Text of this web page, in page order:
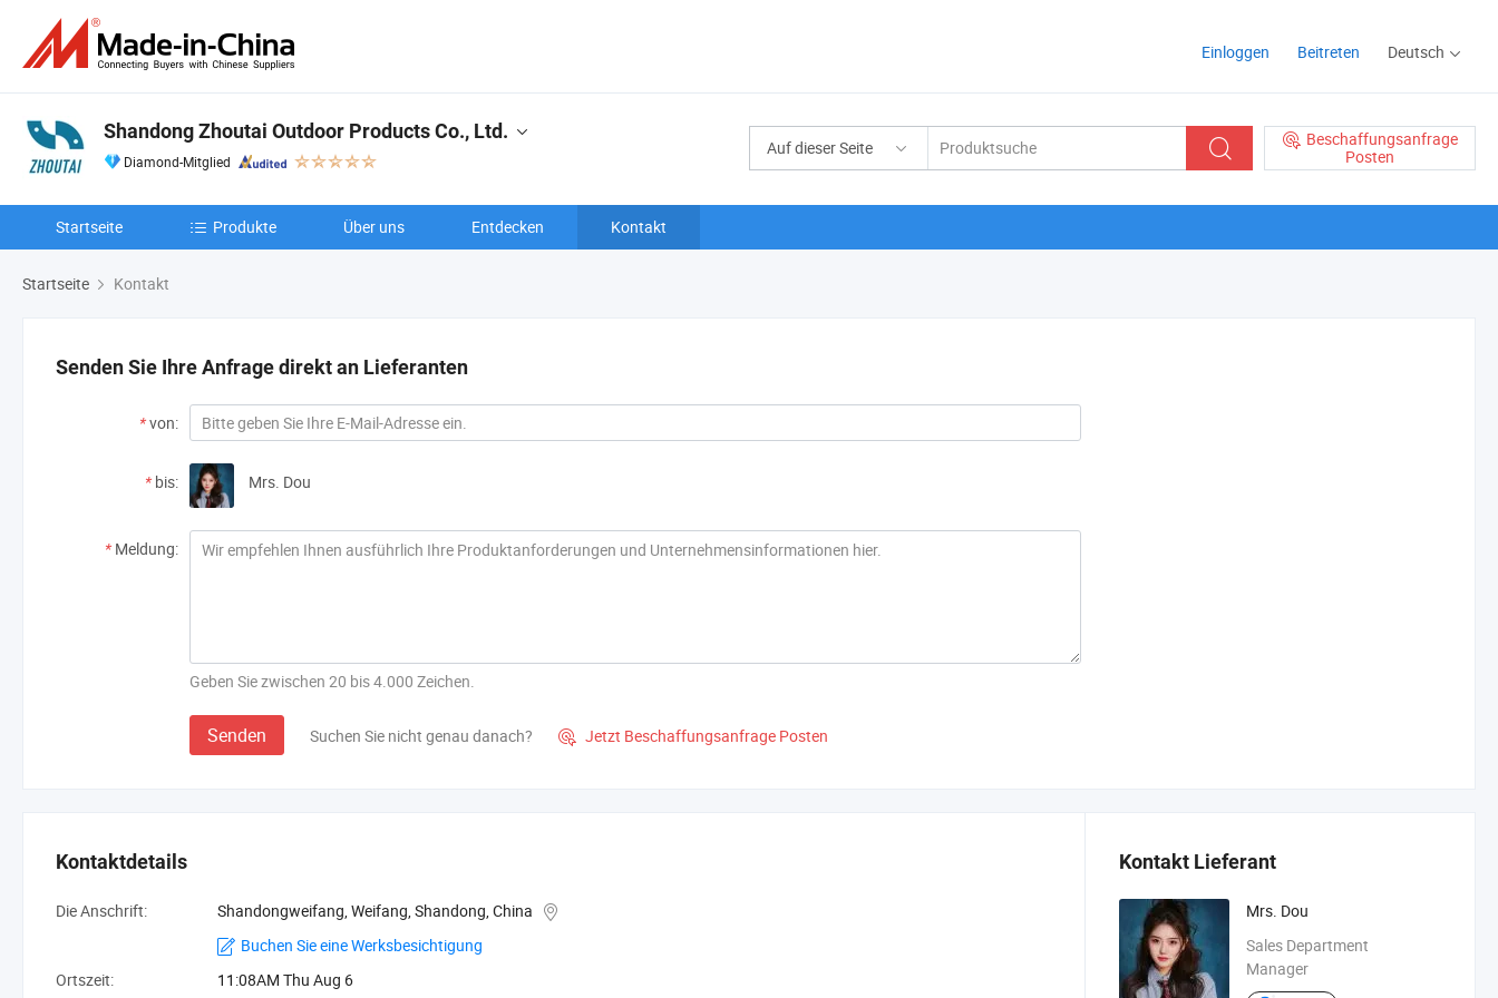
Einloggen Beitreten Deutsch
Auf dieser Seite
Beschaffungsanfrage
Posten
Shandong Zhoutai Outdoor Products Co., Ltd.
Diamond-Mitglied
Startseite Produkte Über uns Entdecken Kontakt
Startseite Kontakt
Senden Sie Ihre Anfrage direkt an Lieferanten
*von:
* bis: Mrs. Dou
* Meldung:
Geben Sie zwischen 20 bis 4.000 Zeichen.
Senden Suchen Sie nicht genau danach?  Jetzt Beschaffungsanfrage Posten
Kontaktdetails
Die Anschrift:
Shandongweifang, Weifang, Shandong, China
Buchen Sie eine Werksbesichtigung
Ortszeit:
11:08AM Thu Aug 6
Kontakt Lieferant
Mrs. Dou
Sales Department
Manager